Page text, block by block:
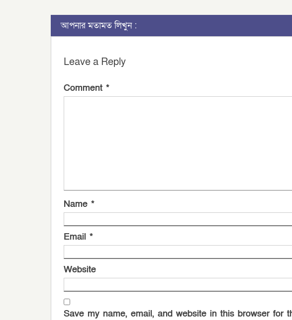
আপনার মতামত লিখুন :
Leave a Reply
Comment *
Name *
Email *
Website
Save my name, email, and website in this browser for